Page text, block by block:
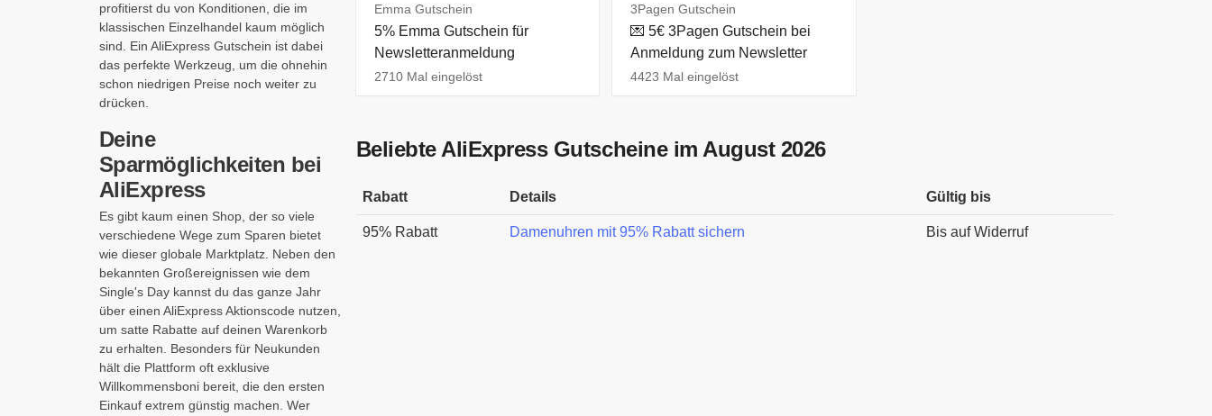
profitierst du von Konditionen, die im
klassischen Einzelhandel kaum möglich
sind. Ein AliExpress Gutschein ist dabei
das perfekte Werkzeug, um die ohnehin
schon niedrigen Preise noch weiter zu
drücken.
Deine
Sparmöglichkeiten bei
AliExpress
Es gibt kaum einen Shop, der so viele
verschiedene Wege zum Sparen bietet
wie dieser globale Marktplatz. Neben den
bekannten Großereignissen wie dem
Single's Day kannst du das ganze Jahr
über einen AliExpress Aktionscode nutzen,
um satte Rabatte auf deinen Warenkorb
zu erhalten. Besonders für Neukunden
hält die Plattform oft exklusive
Willkommensboni bereit, die den ersten
Einkauf extrem günstig machen. Wer
Emma Gutschein
5% Emma Gutschein für
Newsletteranmeldung
2710 Mal eingelöst
3Pagen Gutschein
💌 5€ 3Pagen Gutschein bei
Anmeldung zum Newsletter
4423 Mal eingelöst
Beliebte AliExpress Gutscheine im August 2026
Rabatt Details Gültig bis
95% Rabatt Damenuhren mit 95% Rabatt sichern Bis auf Widerruf